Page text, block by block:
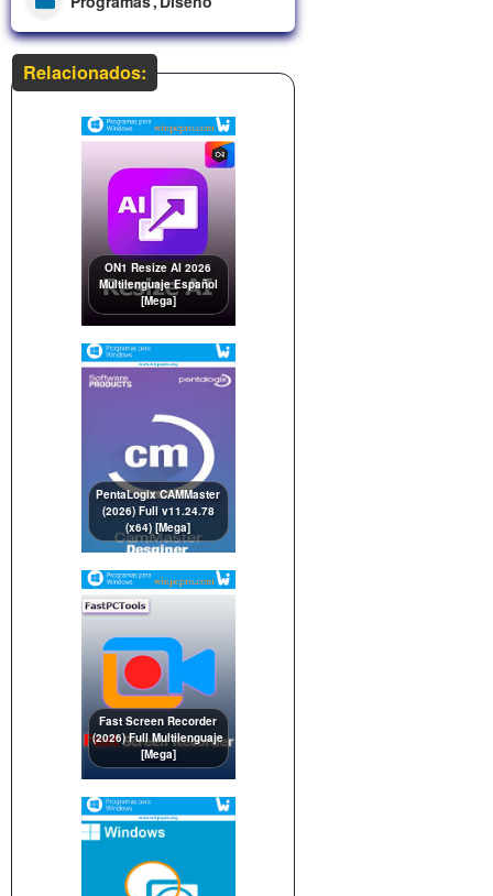
Relacionados:
ON1 Resize AI 2026
Multilenguaje Español
[Mega]
PentaLogix CAMMaster
(2026) Full v11.24.78
(x64) [Mega]
Fast Screen Recorder
(2026) Full Multilenguaje
[Mega]